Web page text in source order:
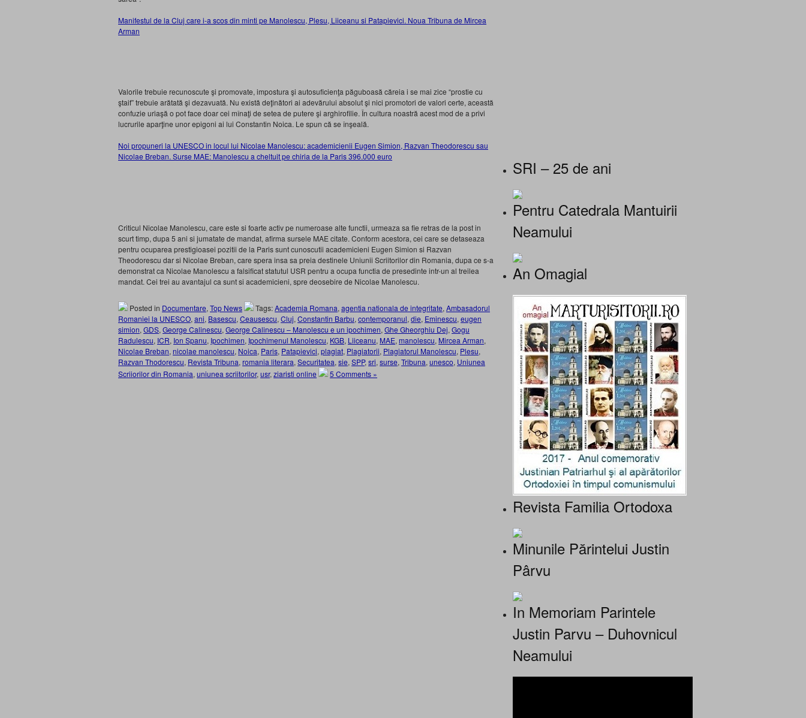
Manifestul de la Cluj care i-a scos din minti pe Manolescu, Plesu, Liiceanu si Patapievici. Noua Tribuna de Mircea
Arman
Valorile trebuie recunoscute şi promovate, impostura şi autosuficienţa păguboasă căreia i se mai zice “prostie cu
ştaif” trebuie arătată şi dezavuată. Nu există deţinători ai adevărului absolut şi nici promotori de valori certe, această
confuzie uriaşă o pot face doar cei mînaţi de setea de putere şi arghirofilie. În cultura noastră acest mod de a privi
lucrurile aparţine unor epigoni ai lui Constantin Noica. Le spun că se înşeală.
Noi propuneri la UNESCO in locul lui Nicolae Manolescu: academicienii Eugen Simion, Razvan Theodorescu sau
Nicolae Breban. Surse MAE: Manolescu a cheltuit pe chiria de la Paris 396.000 euro
Criticul Nicolae Manolescu, care este si foarte activ pe numeroase alte functii, urmeaza sa fie retras de la post in
scurt timp, dupa 5 ani si jumatate de mandat, afirma sursele MAE citate. Conform acestora, cei care se detaseaza
pentru ocuparea prestigioasei pozitii de la Paris sunt cunoscutii academicieni Eugen Simion si Razvan
Theodorescu dar si Nicolae Breban, care spera insa sa preia destinele Uniunii Scriitorilor din Romania, dupa ce s-a
demonstrat ca Nicolae Manolescu a falsificat statutul USR pentru a ocupa functia de presedinte intr-un al treilea
mandat. Cei trei au avantajul ca sunt si academicieni, spre deosebire de Nicolae Manolescu.
Posted in Documentare, Top News Tags:Academia Romana, agentia nationala de integritate, Ambasadorul
Romaniei la UNESCO, ani, Basescu, Ceausescu, Cluj, Constantin Barbu, contemporanul, die, Eminescu, eugen
simion, GDS, George Calinescu, George Calinescu – Manolescu e un ipochimen, Ghe Gheorghiu Dej, Gogu
Radulescu, ICR, Ion Spanu, Ipochimen, Ipochimenul Manolescu, KGB, Liiceanu, MAE, manolescu, Mircea Arman,
Nicolae Breban, nicolae manolescu, Noica, Paris, Patapievici, plagiat, Plagiatorii, Plagiatorul Manolescu, Plesu,
Razvan Thodorescu, Revista Tribuna, romania literara, Securitatea, sie, SPP, sri, surse, Tribuna, unesco, Uniunea
Scriiorilor din Romania, uniunea scriitorilor, usr, ziaristi online 5 Comments »
SRI – 25 de ani
Pentru Catedrala Mantuirii
Neamului
An Omagial
Revista Familia Ortodoxa
Minunile Părintelui Justin
Pârvu
In Memoriam Parintele
Justin Parvu – Duhovnicul
Neamului